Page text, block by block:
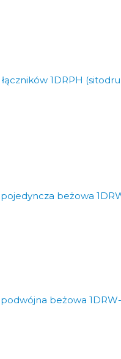
1DRPH
beżowa
beżowa